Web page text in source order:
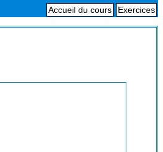
Exercices
Accueil du cours